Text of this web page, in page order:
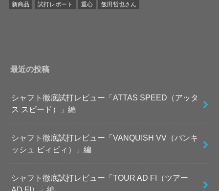
新商品
試打レポート 重心 飯田哲也さん
最近の投稿
シャフト徹底試打レビュー「ATTAS SPEED（アッタ
ス スピード）」編
シャフト徹底試打レビュー「VANQUISH VV（バンキ
ッシュ ビィビィ）」編
シャフト徹底試打レビュー「TOUR AD FI（ツアー